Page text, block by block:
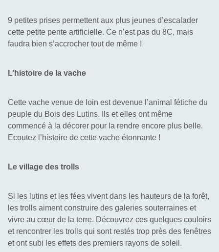
9 petites prises permettent aux plus jeunes d’escalader
cette petite pente artificielle. Ce n’est pas du 8C, mais
faudra bien s’accrocher tout de même !
L’histoire de la vache
Cette vache venue de loin est devenue l’animal fétiche du
peuple du Bois des Lutins. Ils et elles ont même
commencé à la décorer pour la rendre encore plus belle.
Ecoutez l’histoire de cette vache étonnante !
Le village des trolls
Si les lutins et les fées vivent dans les hauteurs de la forêt,
les trolls aiment construire des galeries souterraines et
vivre au cœur de la terre. Découvrez ces quelques couloirs
et rencontrer les trolls qui sont restés trop près des fenêtres
et ont subi les effets des premiers rayons de soleil.